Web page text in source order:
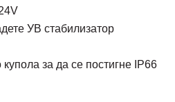
УВ стабилизатор
за да се постигне IP66